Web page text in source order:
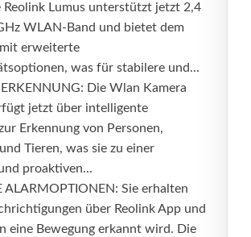
Reolink Lumus unterstützt jetzt 2,4
WLAN-Band und bietet dem
erweiterte
was für stabilere und...
Die Wlan Kamera
jetzt über intelligente
Erkennung von Personen,
Tieren, was sie zu einer
proaktiven...
ALARMOPTIONEN: Sie erhalten
über Reolink App und
eine Bewegung erkannt wird. Die